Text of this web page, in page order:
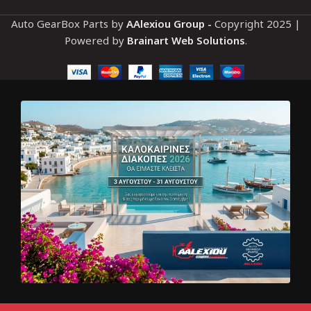
Auto GearBox Parts byAAlexiou Group - Copyright2025 |
Powered byBrainart Web Solutions.